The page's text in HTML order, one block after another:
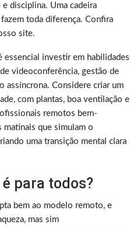
disciplina. Uma cadeira
toda diferença. Confira
site.
essencial investir em habilidades
videoconferência, gestão de
assíncrona. Considere criar um
com plantas, boa ventilação e
remotos bem-
matinais que simulam o
uma transição mental clara
para todos?
bem ao modelo remoto, e
mas sim